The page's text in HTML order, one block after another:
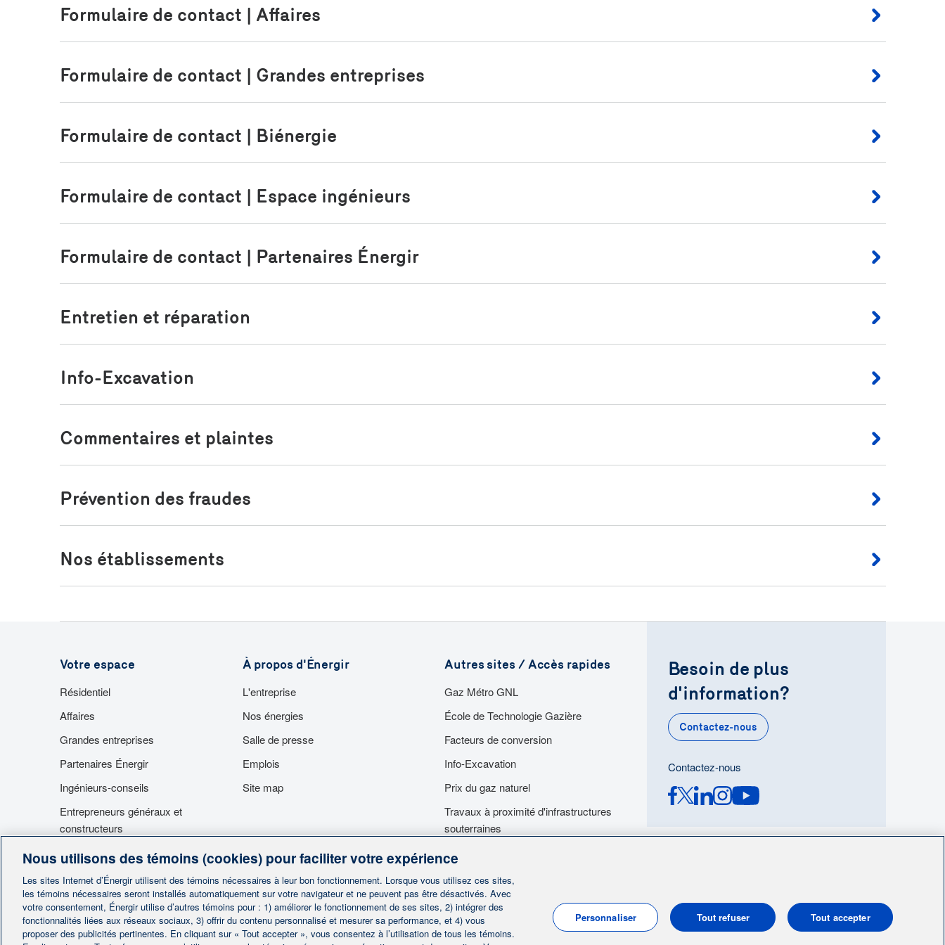
Sans retarder votre sortie de l’immeuble, vous pouvez en chemin ouvrir les
portes et les fenêtres (ou les laisser ouvertes) pour assurer une ventilation
maximale.
3. Appelez le 9-1-1
Si ce service n’est pas offert dans votre région, appelez au 1 800 361-8003
Formulaire de contact | Affaires
Formulaire de contact | Grandes entreprises
Formulaire de contact | Biénergie
Formulaire de contact | Espace ingénieurs
Formulaire de contact | Partenaires Énergir
Entretien et réparation
Info-Excavation
Commentaires et plaintes
Prévention des fraudes
Nos établissements
Votre espace
Résidentiel
Affaires
Grandes entreprises
Partenaires Énergir
Ingénieurs-conseils
Entrepreneurs généraux et
constructeurs
Fournisseurs
Accès aux installations
À propos d'Énergir
L'entreprise
Nos énergies
Salle de presse
Emplois
Site map
Autres sites / Accès rapides
Gaz Métro GNL
École de Technologie Gazière
Facteurs de conversion
Info-Excavation
Prix du gaz naturel
Travaux à proximité d'infrastructures
souterraines
Services d'urgence
Besoin de plus
d'information?
Contactez-nous
Contactez-nous
Nous utilisons des témoins (cookies) pour faciliter votre expérience
Les sites Internet d’Énergir utilisent des témoins nécessaires à leur bon fonctionnement. Lorsque vous utilisez ces sites,
les témoins nécessaires seront installés automatiquement sur votre navigateur et ne peuvent pas être désactivés. Avec
votre consentement, Énergir utilise d’autres témoins pour : 1) améliorer le fonctionnement de ses sites, 2) intégrer des
fonctionnalités liées aux réseaux sociaux, 3) offrir du contenu personnalisé et mesurer sa performance, et 4) vous
proposer des publicités pertinentes. En cliquant sur « Tout accepter », vous consentez à l’utilisation de tous les témoins.
Personnaliser Tout refuser Tout accepter